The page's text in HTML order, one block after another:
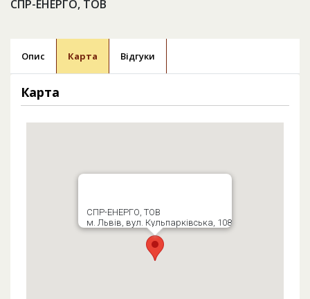
СПР-ЕНЕРГО, ТОВ
Опис Карта Відгуки
Карта
СПР-ЕНЕРГО, ТОВ
м. Львів, вул. Кульпарківська, 108